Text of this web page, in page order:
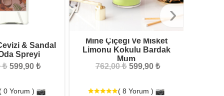
& Sandal
Spreyi
₺ 599,90 ₺
0 Yorum )
Mine Çiçeği Ve Misket
Limonu Kokulu Bardak
Mum
762,00 ₺ 599,90 ₺
( 8 Yorum )
›